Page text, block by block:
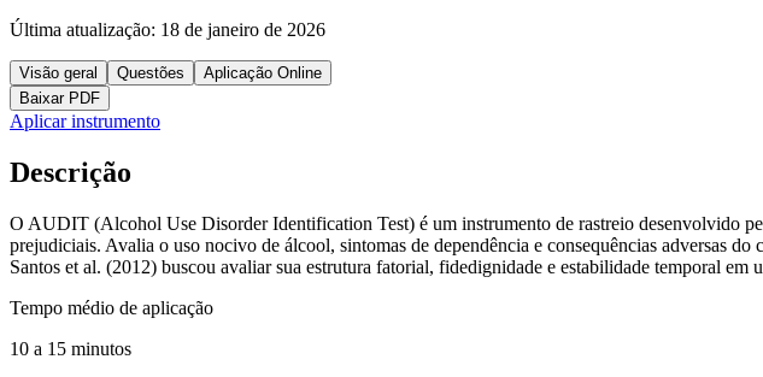
Última atualização: 18 de janeiro de 2026
Visão geral Questões
Aplicação Online
Baixar PDF
Aplicar instrumento
Descrição
O AUDIT (Alcohol Use Disorder Identification Test) é um instrumento de rastreio desenvolvido
prejudiciais. Avalia o uso nocivo de álcool, sintomas de dependência e consequências adversas do
Santos et al. (2012) buscou avaliar sua estrutura fatorial, fidedignidade e estabilidade temporal em
Tempo médio de aplicação
10 a 15 minutos